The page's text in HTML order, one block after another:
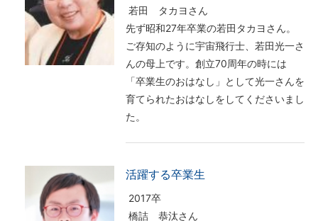
若田 タカヨさん
先ず昭和27年卒業の若田タカヨさん。
ご存知のように宇宙飛行士、若田光一さ
んの母上です。創立70周年の時には
「卒業生のおはなし」として光一さんを
育てられたおはなしをしてくださいまし
た。
活躍する卒業生
2017卒
橋詰 恭汰さん